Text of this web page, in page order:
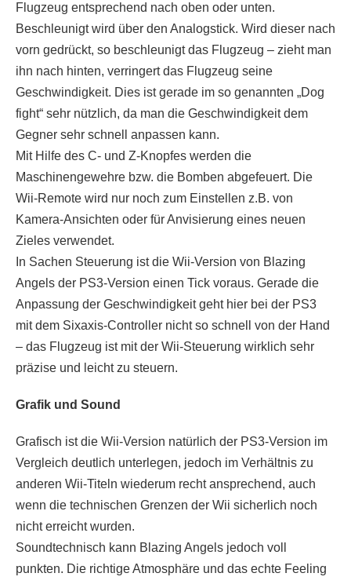
Flugzeug entsprechend nach oben oder unten.
Beschleunigt wird über den Analogstick. Wird dieser nach
vorn gedrückt, so beschleunigt das Flugzeug – zieht man
ihn nach hinten, verringert das Flugzeug seine
Geschwindigkeit. Dies ist gerade im so genannten „Dog
fight“ sehr nützlich, da man die Geschwindigkeit dem
Gegner sehr schnell anpassen kann.
Mit Hilfe des C- und Z-Knopfes werden die
Maschinengewehre bzw. die Bomben abgefeuert. Die
Wii-Remote wird nur noch zum Einstellen z.B. von
Kamera-Ansichten oder für Anvisierung eines neuen
Zieles verwendet.
In Sachen Steuerung ist die Wii-Version von Blazing
Angels der PS3-Version einen Tick voraus. Gerade die
Anpassung der Geschwindigkeit geht hier bei der PS3
mit dem Sixaxis-Controller nicht so schnell von der Hand
– das Flugzeug ist mit der Wii-Steuerung wirklich sehr
präzise und leicht zu steuern.
Grafik und Sound
Grafisch ist die Wii-Version natürlich der PS3-Version im
Vergleich deutlich unterlegen, jedoch im Verhältnis zu
anderen Wii-Titeln wiederum recht ansprechend, auch
wenn die technischen Grenzen der Wii sicherlich noch
nicht erreicht wurden.
Soundtechnisch kann Blazing Angels jedoch voll
punkten. Die richtige Atmosphäre und das echte Feeling